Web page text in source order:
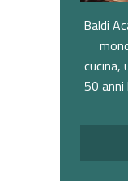
Baldi
cucina,
50 anni